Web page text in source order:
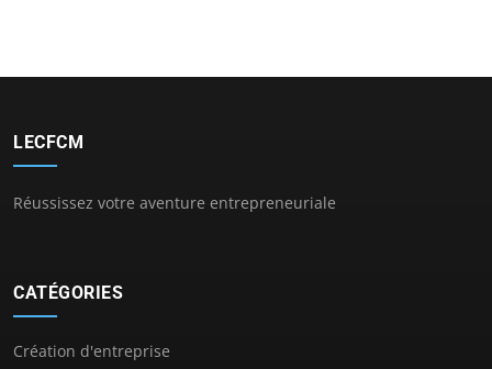
LECFCM
Réussissez votre aventure entrepreneuriale
CATÉGORIES
Création d'entreprise